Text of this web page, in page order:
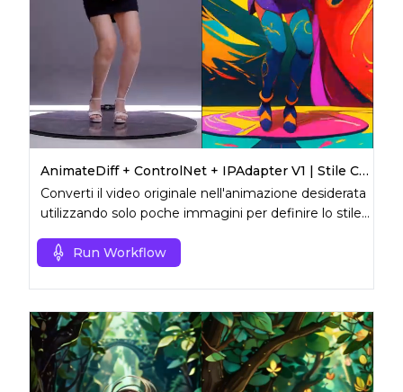
AnimateDiff + ControlNet + IPAdapter V1 | Stile Cartoon
Converti il video originale nell'animazione desiderata
utilizzando solo poche immagini per definire lo stile
Run Workflow